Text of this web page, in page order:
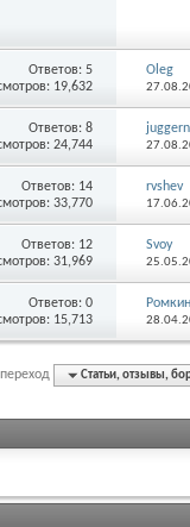
Ответов:5
19,632
Oleg
Ответов:8
24,744
Ответов: 14
33,770
rvshev
Ответов: 12
31,969
Svoy
Ответов:0
15,713
Ромкин
Статьи, отзывы,